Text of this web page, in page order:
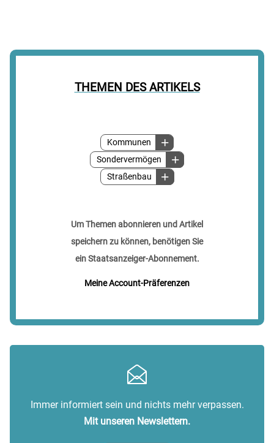
THEMEN DES ARTIKELS
Kommunen
Sondervermögen
Straßenbau
Um Themen abonnieren und Artikel
speichern zu können, benötigen Sie
ein Staatsanzeiger-Abonnement.
Meine Account-Präferenzen
Immer informiert sein und nichts mehr verpassen.
Mit unseren Newslettern.